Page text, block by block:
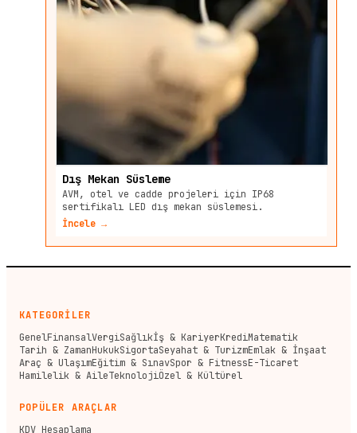
Dış Mekan Süsleme
AVM, otel ve cadde projeleri için IP68
sertifikalı LED dış mekan süslemesi.
İncele →
KATEGORİLER
GenelFinansalVergiSağlıkİş & KariyerKrediMatematik
Tarih & ZamanHukukSigortaSeyahat & TurizmEmlak & İnşaat
Araç & UlaşımEğitim & SınavSpor & FitnessE-Ticaret
Hamilelik & AileTeknolojiÖzel & Kültürel
POPÜLER ARAÇLAR
KDV Hesaplama